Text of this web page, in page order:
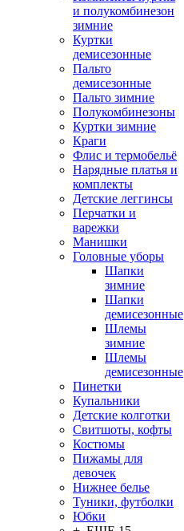
и полукомбинезон
зимние
Куртки
демисезонные
Пальто
демисезонные
Пальто зимние
Полукомбинезоны
Куртки зимние
Краги
Флис и термобельё
Нарядные платья и
комплекты
Детские леггинсы
Перчатки и
варежки
Манишки
Головные уборы
Шапки
зимние
Шапки
демисезонные
Шлемы
зимние
Шлемы
демисезонные
Пинетки
Купальники
Детские колготки
Свитшоты, кофты
Костюмы
Пижамы для
девочек
Нижнее белье
Туники, футболки
Юбки